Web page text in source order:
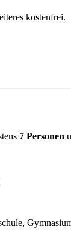
kostenfrei.
7 Personen